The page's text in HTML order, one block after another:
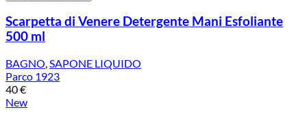
Scarpetta di Venere Detergente Mani Esfoliante
500 ml
BAGNO,SAPONE LIQUIDO
Parco 1923
40€
New